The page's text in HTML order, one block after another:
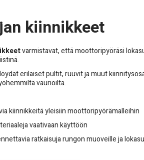
kiinnikkeet
varmistavat, että moottoripyöräsi
erilaiset pultit, ruuvit ja muut
vaurioilta.
kiinnikkeitä yleisiin moottoripyörämalleihin
vaativaan käyttöön
ratkaisuja rungon muoveille ja